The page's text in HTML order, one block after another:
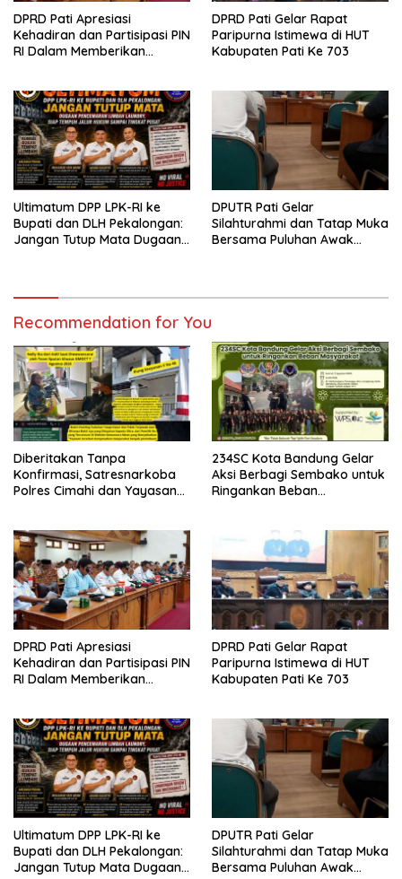
DPRD Pati Apresiasi
Kehadiran dan Partisipasi PIN
RI Dalam Memberikan
DPRD Pati Gelar Rapat
Paripurna Istimewa di HUT
Kabupaten Pati Ke 703
Ultimatum DPP LPK-RI ke
Bupati dan DLH Pekalongan:
Jangan Tutup Mata Dugaan
DPUTR Pati Gelar
Silahturahmi dan Tatap Muka
Bersama Puluhan Awak
Recommendation for You
Diberitakan Tanpa
Konfirmasi, Satresnarkoba
Polres Cimahi dan Yayasan
234SC Kota Bandung Gelar
Aksi Berbagi Sembako untuk
Ringankan Beban
DPRD Pati Apresiasi
Kehadiran dan Partisipasi PIN
RI Dalam Memberikan
DPRD Pati Gelar Rapat
Paripurna Istimewa di HUT
Kabupaten Pati Ke 703
Ultimatum DPP LPK-RI ke
Bupati dan DLH Pekalongan:
Jangan Tutup Mata Dugaan
DPUTR Pati Gelar
Silahturahmi dan Tatap Muka
Bersama Puluhan Awak